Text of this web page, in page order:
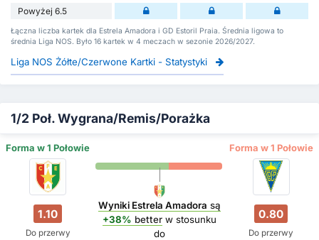
Powyżej 6.5
Łączna liczba kartek dla Estrela Amadora i GD Estoril Praia. Średnia ligowa to
średnia Liga NOS. Było 16 kartek w 4 meczach w sezonie 2026/2027.
Liga NOS Żółte/Czerwone Kartki - Statystyki
1/2 Poł. Wygrana/Remis/Porażka
Forma w 1 Połowie Forma w 1 Połowie
1.10
Do przerwy
Wyniki Estrela Amadora są
+38% betterw stosunku
do
0.80
Do przerwy